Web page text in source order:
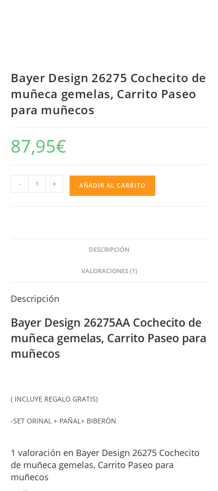
Bayer Design 26275 Cochecito de
muñeca gemelas, Carrito Paseo
para muñecos
87,95€
Design
muñecos
- + AÑADIR AL CARRITO
DESCRIPCIÓN
VALORACIONES (1)
Descripción
Bayer Design 26275AA Cochecito de
muñeca gemelas, Carrito Paseo para
muñecos
( INCLUYE REGALO GRATIS)
-SET ORINAL + PAÑAL+ BIBERÓN
1 valoración en Bayer Design 26275 Cochecito
de muñeca gemelas, Carrito Paseo para
muñecos